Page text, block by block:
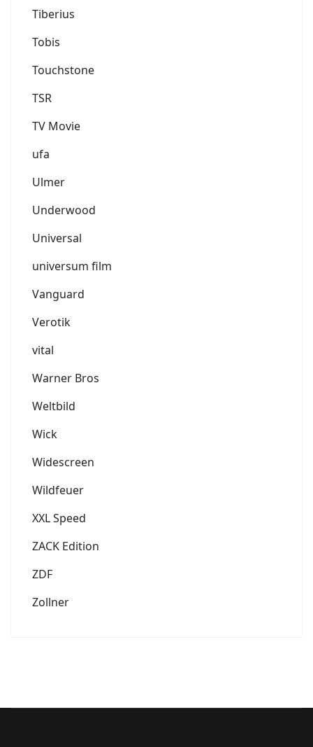
Tiberius
Tobis
Touchstone
TSR
TV Movie
ufa
Ulmer
Underwood
Universal
universum film
Vanguard
Verotik
vital
Warner Bros
Weltbild
Wick
Widescreen
Wildfeuer
XXL Speed
ZACK Edition
ZDF
Zollner